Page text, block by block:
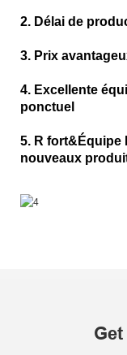
2. Délai de
3. Prix
4. Excellente
ponctuel
5. R fort&Équipe
nouveaux